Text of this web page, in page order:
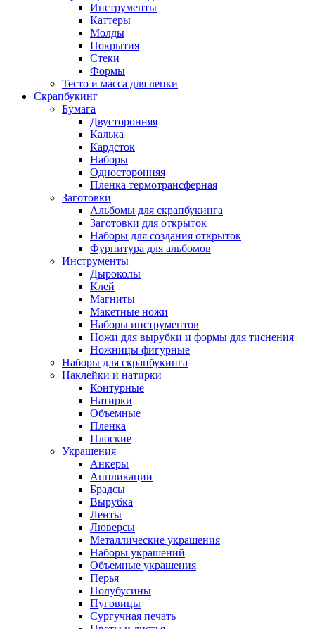
Инструменты
Каттеры
Молды
Покрытия
Стеки
Формы
Тесто и масса для лепки
Скрапбукинг
Бумага
Двусторонняя
Калька
Кардсток
Наборы
Односторонняя
Пленка термотрансферная
Заготовки
Альбомы для скрапбукинга
Заготовки для открыток
Наборы для создания открыток
Фурнитура для альбомов
Инструменты
Дыроколы
Клей
Магниты
Макетные ножи
Наборы инструментов
Ножи для вырубки и формы для тиснения
Ножницы фигурные
Наборы для скрапбукинга
Наклейки и натирки
Контурные
Натирки
Объемные
Пленка
Плоские
Украшения
Анкеры
Аппликации
Брадсы
Вырубка
Ленты
Люверсы
Металлические украшения
Наборы украшений
Объемные украшения
Перья
Полубусины
Пуговицы
Сургучная печать